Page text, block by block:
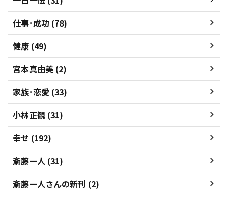
仕事･成功 (78)
健康 (49)
宮本真由美 (2)
家族･恋愛 (33)
小林正観 (31)
幸せ (192)
斎藤一人 (31)
斎藤一人さんの新刊 (2)